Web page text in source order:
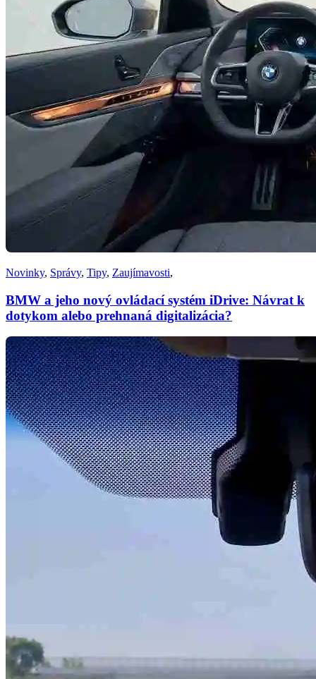
Novinky, Správy, Tipy, Zaujímavosti,
BMW a jeho nový ovládací systém iDrive: Návrat k
dotykom alebo prehnaná digitalizácia?